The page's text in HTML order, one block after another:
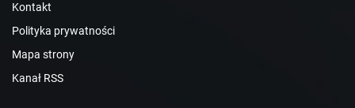
Kontakt
Polityka prywatności
Mapa strony
Kanał RSS